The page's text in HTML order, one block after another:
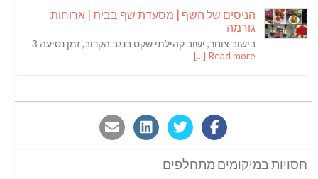
הניסים של השף | מסעדת שף בבית | ארוחות
גורמה
בישוב צוחר, ישוב קהילתי שקט בנגב הקרוב, זמן נסיעה 3
Read more [...]
חסויות במיקומים מתחלפים